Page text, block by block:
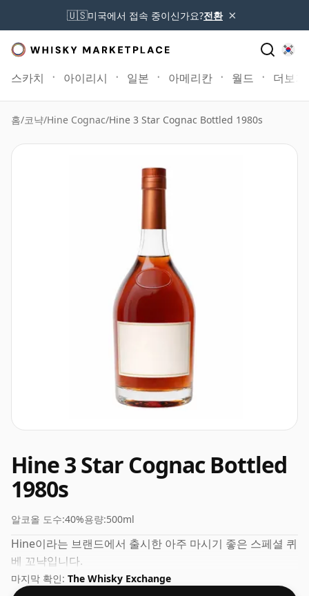
🇺🇸미국에서 접속 중이신가요?전환 ×
스카치 아이리시 일본 아메리칸 월드 더보기
홈/코냑/Hine Cognac/Hine 3 Star Cognac Bottled 1980s
Hine 3 Star Cognac Bottled
1980s
알코올 도수:40%용량:500ml
Hine이라는 브랜드에서 출시한 아주 마시기 좋은 스페셜 퀴
베 꼬냑입니다.
마지막 확인: The Whisky Exchange